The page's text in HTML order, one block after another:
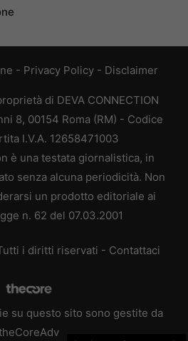
- Privacy Policy - Disclaimer
di DEVA CONNECTION
8, 00154 Roma (RM) - Codice
I.V.A. 12658471003
è una testata giornalistica, in
senza alcuna periodicità. Non
un prodotto editoriale ai
n. 62 del 07.03.2001
i diritti riservati - Contattaci
su questo sito sono gestite da